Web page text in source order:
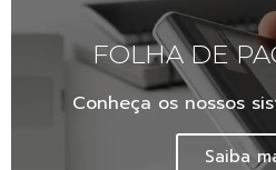
FOLHA DE
Conheça os nossos
Saiba